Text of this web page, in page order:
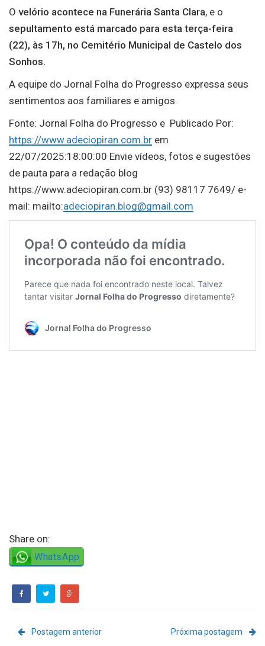
O velório acontece na Funerária Santa Clara, e o
sepultamento está marcado para esta terça-feira
(22), às 17h, no Cemitério Municipal de Castelo dos
Sonhos.
A equipe do Jornal Folha do Progresso expressa seus
sentimentos aos familiares e amigos.
Fonte: Jornal Folha do Progresso e Publicado Por:
https://www.adeciopiran.com.br em
22/07/2025:18:00:00 Envie vídeos, fotos e sugestões
de pauta para a redação blog
https://www.adeciopiran.com.br (93) 98117 7649/ e-
mail: mailto:adeciopiran.blog@gmail.com
Share on:
WhatsApp
Postagem anterior Próxima postagem